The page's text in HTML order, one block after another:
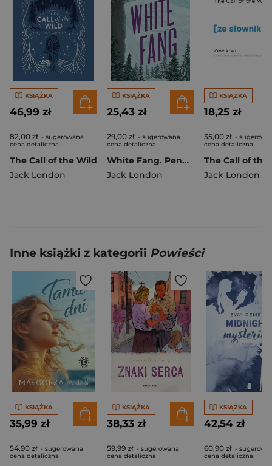
KSIĄŻKA
46,99 zł
82,00 zł - sugerowana
cena detaliczna
The Call of the Wild
Jack London
KSIĄŻKA
25,43 zł
29,00 zł - sugerowana
cena detaliczna
White Fang. Penguin Readers Level 6 wer. angielska
Jack London
KSIĄŻKA
18,25 zł
35,00 zł -
cena detaliczna
Jack London
Inne książki z kategorii Powieści
KSIĄŻKA
35,99 zł
54,90 zł - sugerowana
cena detaliczna
KSIĄŻKA
38,33 zł
59,99 zł - sugerowana
cena detaliczna
KSIĄŻKA
42,54 zł
60,90 zł -
cena detaliczna